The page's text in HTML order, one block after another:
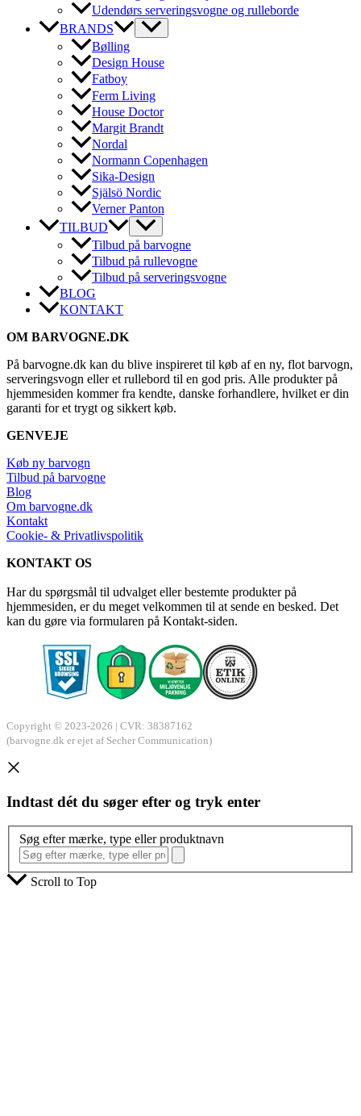
Udendørs serveringsvogne og rulleborde
BRANDS
Bølling
Design House
Fatboy
Ferm Living
House Doctor
Margit Brandt
Nordal
Normann Copenhagen
Sika-Design
Själsö Nordic
Verner Panton
TILBUD
Tilbud på barvogne
Tilbud på rullevogne
Tilbud på serveringsvogne
BLOG
KONTAKT
OM BARVOGNE.DK
På barvogne.dk kan du blive inspireret til køb af en ny, flot barvogn,
serveringsvogn eller et rullebord til en god pris. Alle produkter på
hjemmesiden kommer fra kendte, danske forhandlere, hvilket er din
garanti for et trygt og sikkert køb.
GENVEJE
Køb ny barvogn
Tilbud på barvogne
Blog
Om barvogne.dk
Kontakt
Cookie- & Privatlivspolitik
KONTAKT OS
Har du spørgsmål til udvalget eller bestemte produkter på
hjemmesiden, er du meget velkommen til at sende en besked. Det
kan du gøre via formularen på Kontakt-siden.
Copyright © 2023-2026 | CVR: 38387162
(barvogne.dk er ejet af Secher Communication)
Indtast dét du søger efter og tryk enter
Søg efter mærke, type eller produktnavn
Scroll to Top